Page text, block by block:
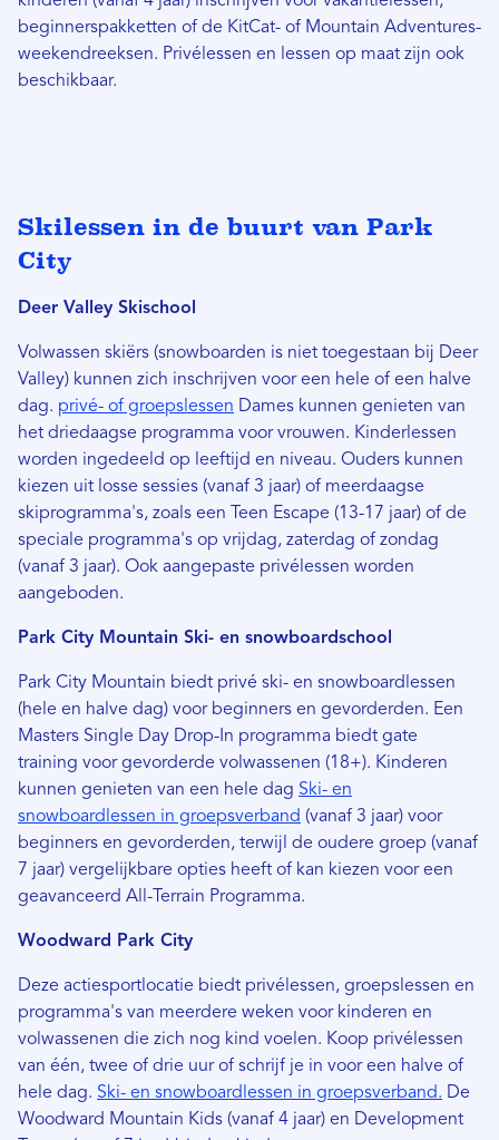
beginnerspakketten of de KitCat- of Mountain Adventures-
weekendreeksen. Privélessen en lessen op maat zijn ook
beschikbaar.
Skilessen in de buurt van Park
City
Deer Valley Skischool
Volwassen skiërs (snowboarden is niet toegestaan ​​bij Deer
Valley) kunnen zich inschrijven voor een hele of een halve
dag. privé- of groepslessen Dames kunnen genieten van
het driedaagse programma voor vrouwen. Kinderlessen
worden ingedeeld op leeftijd en niveau. Ouders kunnen
kiezen uit losse sessies (vanaf 3 jaar) of meerdaagse
skiprogramma's, zoals een Teen Escape (13-17 jaar) of de
speciale programma's op vrijdag, zaterdag of zondag
(vanaf 3 jaar). Ook aangepaste privélessen worden
aangeboden.
Park City Mountain Ski- en snowboardschool
Park City Mountain biedt privé ski- en snowboardlessen
(hele en halve dag) voor beginners en gevorderden. Een
Masters Single Day Drop-In programma biedt gate
training voor gevorderde volwassenen (18+). Kinderen
kunnen genieten van een hele dag Ski- en
snowboardlessen in groepsverband (vanaf 3 jaar) voor
beginners en gevorderden, terwijl de oudere groep (vanaf
7 jaar) vergelijkbare opties heeft of kan kiezen voor een
geavanceerd All-Terrain Programma.
Woodward Park City
Deze actiesportlocatie biedt privélessen, groepslessen en
programma's van meerdere weken voor kinderen en
volwassenen die zich nog kind voelen. Koop privélessen
van één, twee of drie uur of schrijf je in voor een halve of
hele dag. Ski- en snowboardlessen in groepsverband. De
Woodward Mountain Kids (vanaf 4 jaar) en Development